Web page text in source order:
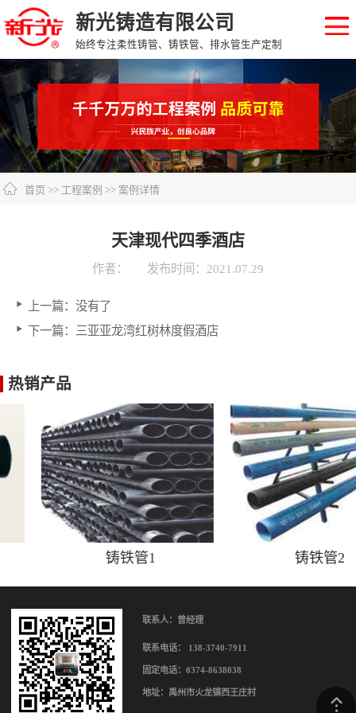
新光铸造有限公司
始终专注柔性铸管、铸铁管、排水管生产定制
首页 >> 工程案例 >> 案例详情
天津现代四季酒店
作者： 发布时间：2021.07.29
上一篇：没有了
下一篇：
三亚亚龙湾红树林度假酒店
热销产品
铸铁管1 铸铁管2
联系人：曾经理
联系电话： 138-3740-7911
固定电话：0374-8638038
地址：禹州市火龙镇西王庄村